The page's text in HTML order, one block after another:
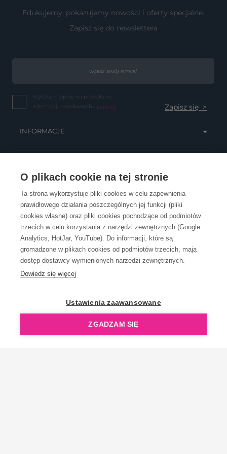
O plikach cookie na tej stronie
Ta strona wykorzystuje pliki cookies w celu zapewnienia
prawidłowego działania poszczególnych jej funkcji (pliki
cookies własne) oraz pliki cookies pochodzące od podmiotów
trzecich w celu korzystania z narzędzi zewnętrznych (Google
Analytics, HotJar, YouTube). Do informacji, które są
gromadzone w plikach cookies od podmiotów trzecich, mają
dostęp dostawcy wymienionych narzędzi zewnętrznych.
Dowiedz się więcej
Ustawienia zaawansowane
ZGADZAM SIĘ
Edukujemy, pokazujemy nowości i oferty specjalne.
Zapisz się do newslettera
Wyrażam zgodę na przesyłanie
informacji handlowych... (więcej)
INFORMACJE
OBSŁUGA KLIENTA
KONTAKT
OpenGift jest częścią ReflectGroup.